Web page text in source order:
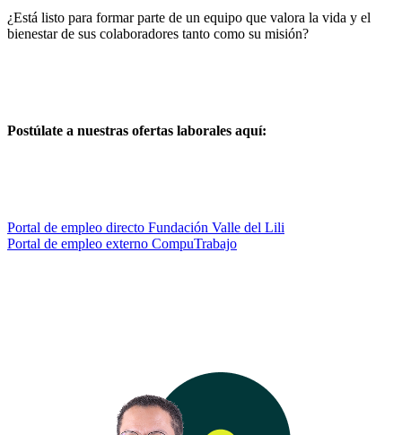
¿Está listo para formar parte de un equipo que valora la vida y el
bienestar de sus colaboradores tanto como su misión?
Postúlate a nuestras ofertas laborales aquí:
Portal de empleo directo Fundación Valle del Lili
Portal de empleo externo CompuTrabajo